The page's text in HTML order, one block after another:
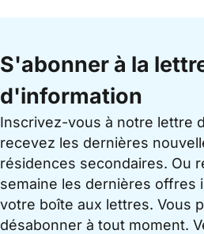
S'abonner à la
d'information
Inscrivez-vous à notre lettre
recevez les dernières
résidences secondaires. Ou
semaine les dernières offres
votre boîte aux lettres. Vous
désabonner à tout moment.